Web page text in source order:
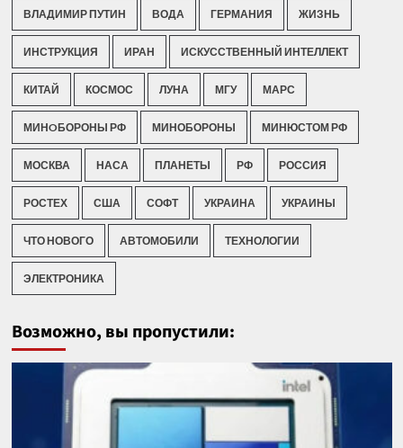
ВЛАДИМИР ПУТИН ВОДА ГЕРМАНИЯ ЖИЗНЬ
ИНСТРУКЦИЯ ИРАН ИСКУССТВЕННЫЙ ИНТЕЛЛЕКТ
КИТАЙ КОСМОС ЛУНА МГУ МАРС
МИНOБОРОНЫ РФ МИНОБОРОНЫ МИНЮСТОМ РФ
МОСКВА НАСА ПЛАНЕТЫ РФ РОССИЯ
РОСТЕХ США СОФТ УКРАИНА УКРАИНЫ
ЧТО НОВОГО АВТОМОБИЛИ ТЕХНОЛОГИИ
ЭЛЕКТРОНИКА
Возможно, вы пропустили: